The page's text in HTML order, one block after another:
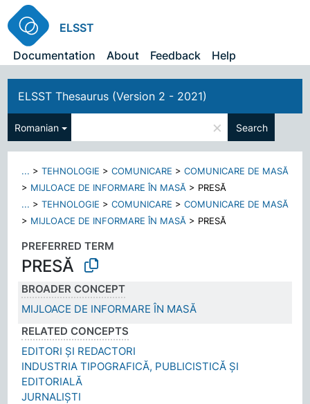
ELSST
Documentation
About Feedback Help
ELSST Thesaurus (Version 2 - 2021)
Romanian × Search
... >TEHNOLOGIE >COMUNICARE >COMUNICARE DE MASĂ
> MIJLOACE DE INFORMARE ÎN MASĂ > PRESĂ
... >TEHNOLOGIE >COMUNICARE >COMUNICARE DE MASĂ
> MIJLOACE DE INFORMARE ÎN MASĂ > PRESĂ
PREFERRED TERM
PRESĂ
BROADER CONCEPT
MIJLOACE DE INFORMARE ÎN MASĂ
RELATED CONCEPTS
EDITORI ȘI REDACTORI
INDUSTRIA TIPOGRAFICĂ, PUBLICISTICĂ ȘI
EDITORIALĂ
JURNALIȘTI